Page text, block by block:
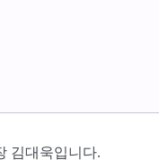
김대욱입니다.